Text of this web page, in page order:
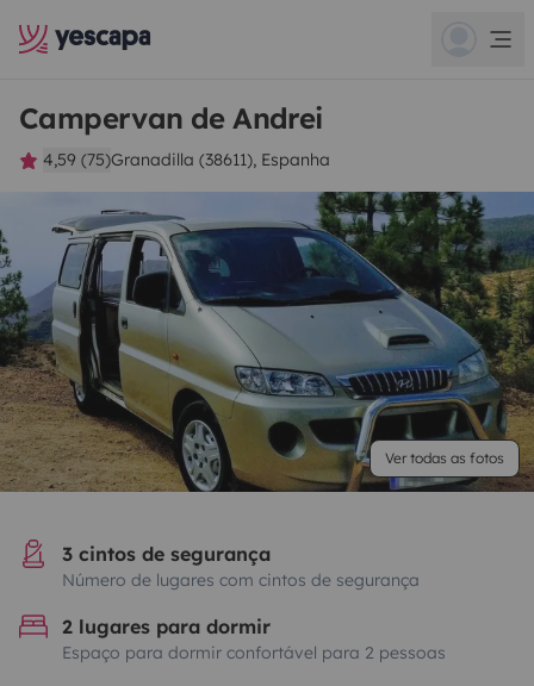
Campervan de Andrei
4,59 (75)Granadilla (38611), Espanha
Ver todas as fotos
3 cintos de segurança
Número de lugares com cintos de segurança
2 lugares para dormir
Espaço para dormir confortável para 2 pessoas